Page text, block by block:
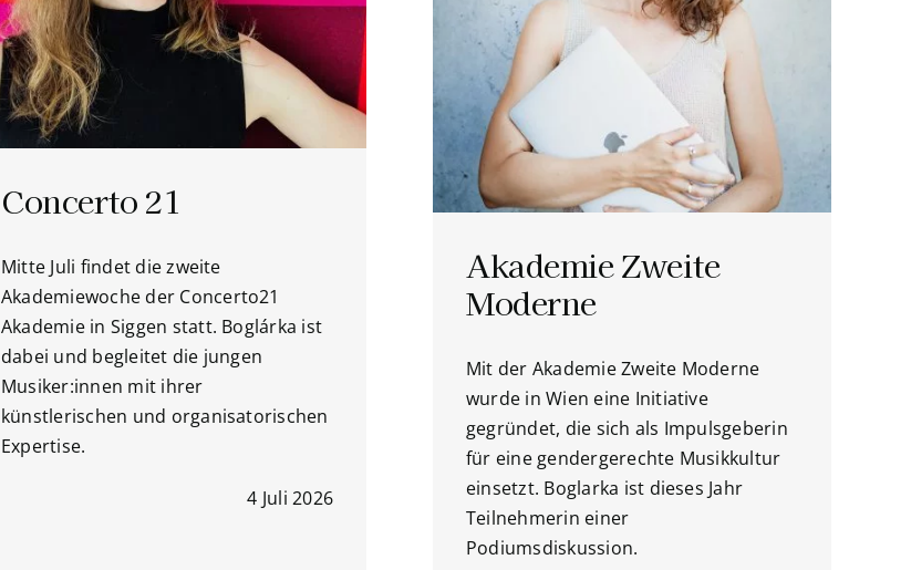
Concerto 21
Mitte Juli findet die zweite
Akademiewoche der Concerto21
Akademie in Siggen statt. Boglárka ist
dabei und begleitet die jungen
Musiker:innen mit ihrer
künstlerischen und organisatorischen
Expertise.
4 Juli 2026
Akademie Zweite
Moderne
Mit der Akademie Zweite Moderne
wurde in Wien eine Initiative
gegründet, die sich als Impulsgeberin
für eine gendergerechte Musikkultur
einsetzt. Boglarka ist dieses Jahr
Teilnehmerin einer
Podiumsdiskussion.